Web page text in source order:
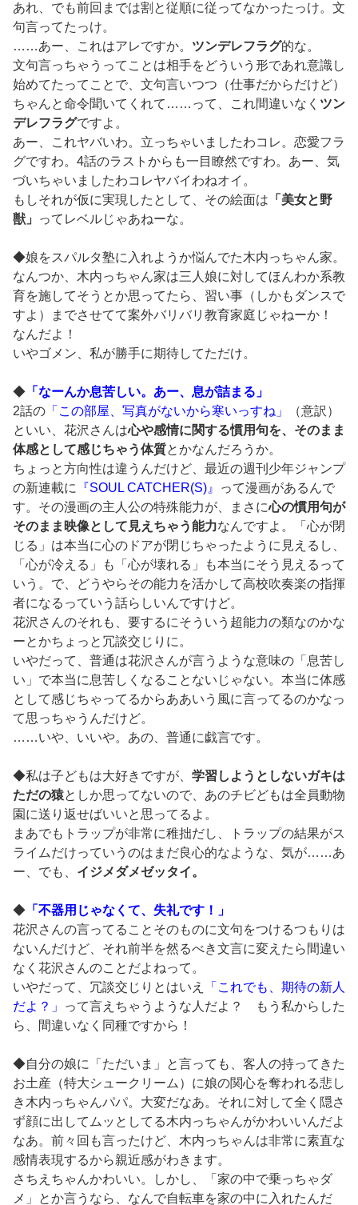
あれ、でも前回までは割と従順に従ってなかったっけ。文
句言ってたっけ。
……あー、これはアレですか。 ツンデレフラグ的な。
文句言っちゃうってことは相手をどういう形であれ意識し
始めてたってことで、文句言いつつ（仕事だからだけど）
ちゃんと命令聞いてくれて……って、これ間違いなく ツン
デレフラグですよ。
あー、これヤバいわ。立っちゃいましたわコレ。恋愛フラ
グですわ。4話のラストからも一目瞭然ですわ。あー、気
づいちゃいましたわコレヤバイわねオイ。
もしそれが仮に実現したとして、その絵面は 「美女と野
獣」
ってレベルじゃあねーな。
◆娘をスパルタ塾に入れようか悩んでた木内っちゃん家。
なんつか、木内っちゃん家は三人娘に対してほんわか系教
育を施してそうとか思ってたら、習い事（しかもダンスで
すよ）までさせてて案外バリバリ教育家庭じゃねーか！
なんだよ！
いやゴメン、私が勝手に期待してただけ。
◆ 「なーんか息苦しい。あー、息が詰まる」
2話の 「この部屋、写真がないから寒いっすね」
（意訳）
といい、花沢さんは心や感情に関する慣用句を、そのまま
体感として感じちゃう体質とかなんだろうか。
ちょっと方向性は違うんだけど、最近の週刊少年ジャンプ
の新連載に
『SOUL CATCHER(S)』
って漫画があるんで
す。その漫画の主人公の特殊能力が、まさに心の慣用句が
そのまま映像として見えちゃう能力なんですよ。「心が閉
じる」は本当に心のドアが閉じちゃったように見えるし、
「心が冷える」も「心が壊れる」も本当にそう見えるって
いう。で、どうやらその能力を活かして高校吹奏楽の指揮
者になるっていう話らしいんですけど。
花沢さんのそれも、要するにそういう超能力の類なのかな
ーとかちょっと冗談交じりに。
いやだって、普通は花沢さんが言うような意味の「息苦し
い」で本当に息苦しくなることないじゃない。本当に体感
として感じちゃってるからああいう風に言ってるのかなっ
て思っちゃうんだけど。
……いや、いいや。あの、普通に戯言です。
◆私は子どもは大好きですが、 学習しようとしないガキは
ただの猿としか思ってないので、あのチビどもは全員動物
園に送り返せばいいと思ってるよ。
まあでもトラップが非常に稚拙だし、トラップの結果がス
ライムだけっていうのはまだ良心的なような、気が……あ
ー、でも、 イジメダメゼッタイ。
◆ 「不器用じゃなくて、失礼です！」
花沢さんの言ってることそのものに文句をつけるつもりは
ないんだけど、それ前半を然るべき文言に変えたら間違い
なく花沢さんのことだよねって。
いやだって、冗談交じりとはいえ
「これでも、期待の新人
だよ？」
って言えちゃうような人だよ？ もう私からした
ら、間違いなく同種ですから！
◆自分の娘に「ただいま」と言っても、客人の持ってきた
お土産（特大シュークリーム）に娘の関心を奪われる悲し
き木内っちゃんパパ。大変だなあ。それに対して全く隠さ
ず顔に出してムッとしてる木内っちゃんがかわいいんだよ
なあ。前々回も言ったけど、木内っちゃんは非常に素直な
感情表現するから親近感がわきます。
さちえちゃんかわいい。しかし、「家の中で乗っちゃダ
メ」とか言うなら、なんで自転車を家の中に入れたんだ